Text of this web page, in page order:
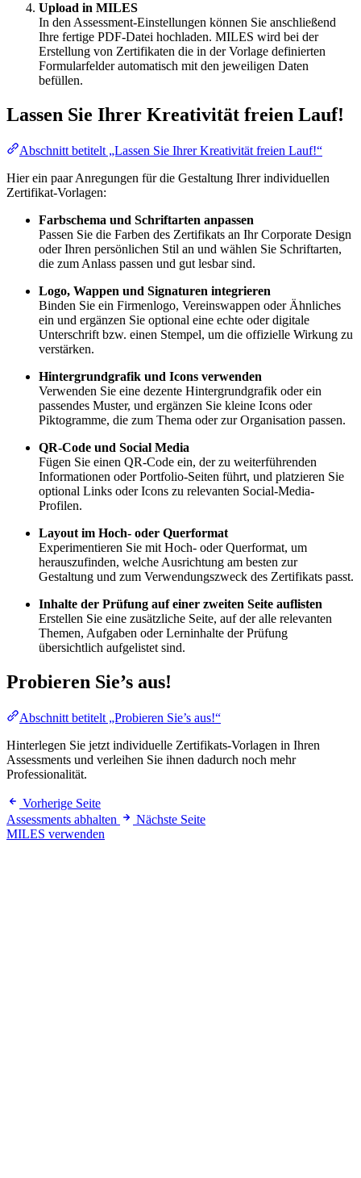
Upload in MILES
In den Assessment-Einstellungen können Sie anschließend
Ihre fertige PDF-Datei hochladen. MILES wird bei der
Erstellung von Zertifikaten die in der Vorlage definierten
Formularfelder automatisch mit den jeweiligen Daten
befüllen.
Lassen Sie Ihrer Kreativität freien Lauf!
Abschnitt betitelt „Lassen Sie Ihrer Kreativität freien Lauf!“
Hier ein paar Anregungen für die Gestaltung Ihrer individuellen
Zertifikat-Vorlagen:
Farbschema und Schriftarten anpassen
Passen Sie die Farben des Zertifikats an Ihr Corporate Design
oder Ihren persönlichen Stil an und wählen Sie Schriftarten,
die zum Anlass passen und gut lesbar sind.
Logo, Wappen und Signaturen integrieren
Binden Sie ein Firmenlogo, Vereinswappen oder Ähnliches
ein und ergänzen Sie optional eine echte oder digitale
Unterschrift bzw. einen Stempel, um die offizielle Wirkung zu
verstärken.
Hintergrundgrafik und Icons verwenden
Verwenden Sie eine dezente Hintergrundgrafik oder ein
passendes Muster, und ergänzen Sie kleine Icons oder
Piktogramme, die zum Thema oder zur Organisation passen.
QR-Code und Social Media
Fügen Sie einen QR-Code ein, der zu weiterführenden
Informationen oder Portfolio-Seiten führt, und platzieren Sie
optional Links oder Icons zu relevanten Social-Media-
Profilen.
Layout im Hoch- oder Querformat
Experimentieren Sie mit Hoch- oder Querformat, um
herauszufinden, welche Ausrichtung am besten zur
Gestaltung und zum Verwendungszweck des Zertifikats passt.
Inhalte der Prüfung auf einer zweiten Seite auflisten
Erstellen Sie eine zusätzliche Seite, auf der alle relevanten
Themen, Aufgaben oder Lerninhalte der Prüfung
übersichtlich aufgelistet sind.
Probieren Sie’s aus!
Abschnitt betitelt „Probieren Sie’s aus!“
Hinterlegen Sie jetzt individuelle Zertifikats-Vorlagen in Ihren
Assessments und verleihen Sie ihnen dadurch noch mehr
Professionalität.
Vorherige Seite
Assessments abhalten
Nächste Seite
MILES verwenden